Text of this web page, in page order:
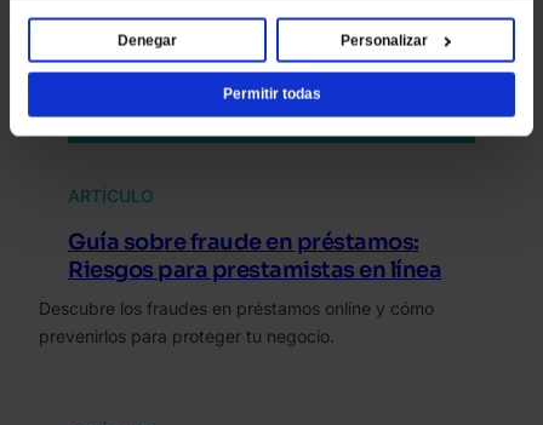
contenido y anuncios que sean relevantes y atractivos
para ti. Al hacer clic en [Permitir todas], aceptas el uso
de estas cookies y confirmas que has leído y entendido
nuestro Aviso de cookies.Permitir todas
Personalizar
Denegar
ARTÍCULO
Guía sobre fraude en préstamos:
Riesgos para prestamistas en línea
Descubre los fraudes en préstamos online y cómo
prevenirlos para proteger tu negocio.